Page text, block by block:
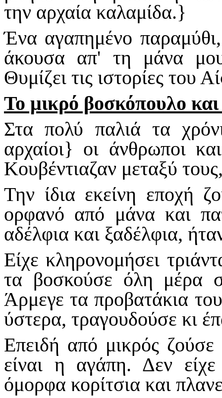
την αρχαία καλαμίδα.}
Ένα αγαπημένο
άκουσα απ' τη μάνα
Θυμίζει τις ιστορίες του
Το μικρό βοσκόπουλο
Στα πολύ παλιά τα
αρχαίοι} οι άνθρωποι
Κουβέντιαζαν μεταξύ
Την ίδια εκείνη εποχή
ορφανό από μάνα και
αδέλφια και ξαδέλφια,
Είχε κληρονομήσει
τα βοσκούσε όλη μέρα
Άρμεγε τα προβατάκια
ύστερα, τραγουδούσε κι
Επειδή από μικρός
είναι η αγάπη. Δεν
όμορφα κορίτσια και